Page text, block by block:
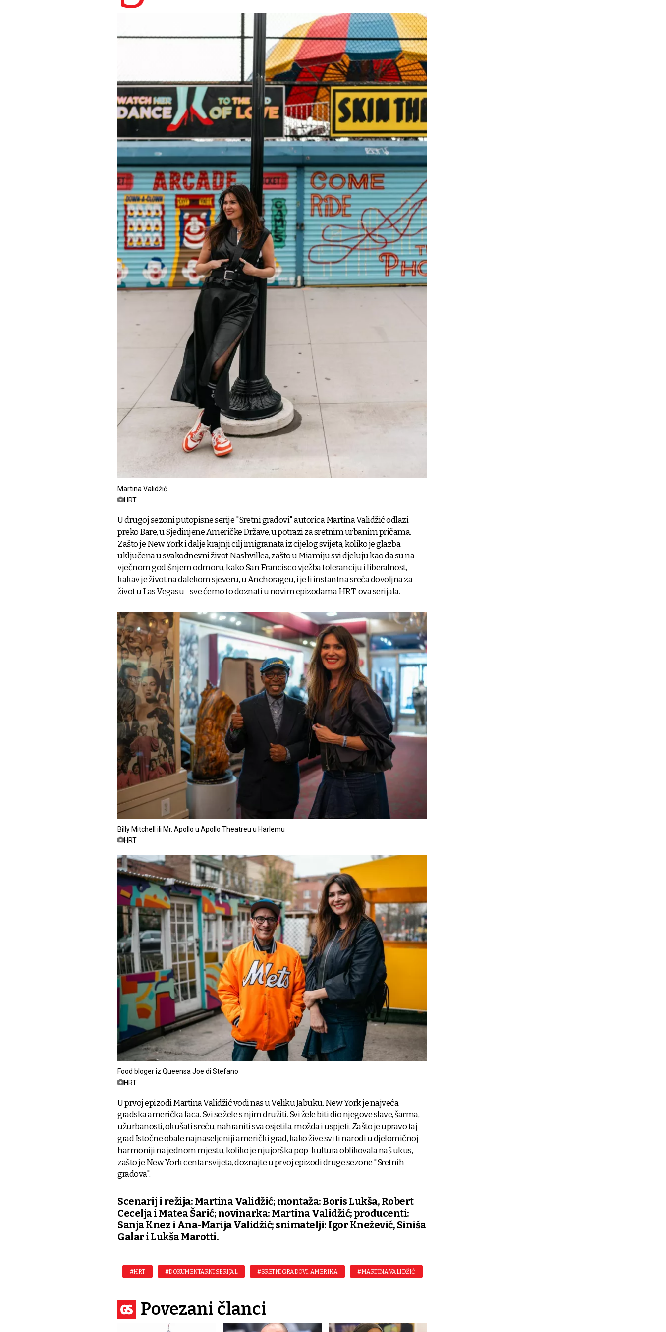
Martina Validžić
HRT
U drugoj sezoni putopisne serije "Sretni gradovi" autorica Martina Validžić odlazi
preko Bare, u Sjedinjene Američke Države, u potrazi za sretnim urbanim pričama.
Zašto je New York i dalje krajnji cilj imigranata iz cijelog svijeta, koliko je glazba
uključena u svakodnevni život Nashvillea, zašto u Miamiju svi djeluju kao da su na
vječnom godišnjem odmoru, kako San Francisco vježba toleranciju i liberalnost,
kakav je život na dalekom sjeveru, u Anchorageu, i je li instantna sreća dovoljna za
život u Las Vegasu - sve ćemo to doznati u novim epizodama HRT-ova serijala.
Billy Mitchell ili Mr. Apollo u Apollo Theatreu u Harlemu
HRT
Food bloger iz Queensa Joe di Stefano
HRT
U prvoj epizodi Martina Validžić vodi nas u Veliku Jabuku. New York je najveća
gradska američka faca. Svi se žele s njim družiti. Svi žele biti dio njegove slave, šarma,
užurbanosti, okušati sreću, nahraniti sva osjetila, možda i uspjeti. Zašto je upravo taj
grad Istočne obale najnaseljeniji američki grad, kako žive svi ti narodi u djelomičnoj
harmoniji na jednom mjestu, koliko je njujorška pop-kultura oblikovala naš ukus,
zašto je New York centar svijeta, doznajte u prvoj epizodi druge sezone "Sretnih
gradova".
Scenarij i režija: Martina Validžić; montaža: Boris Lukša, Robert
Cecelja i Matea Šarić; novinarka: Martina Validžić; producenti:
Sanja Knez i Ana-Marija Validžić; snimatelji: Igor Knežević, Siniša
Galar i Lukša Marotti.
#HRT #DOKUMENTARNI SERIJAL #SRETNI GRADOVI: AMERIKA #MARTINA VALIDŽIĆ
Povezani članci